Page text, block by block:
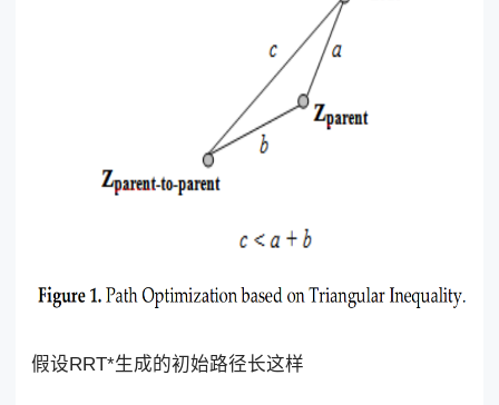
假设RRT*生成的初始路径长这样